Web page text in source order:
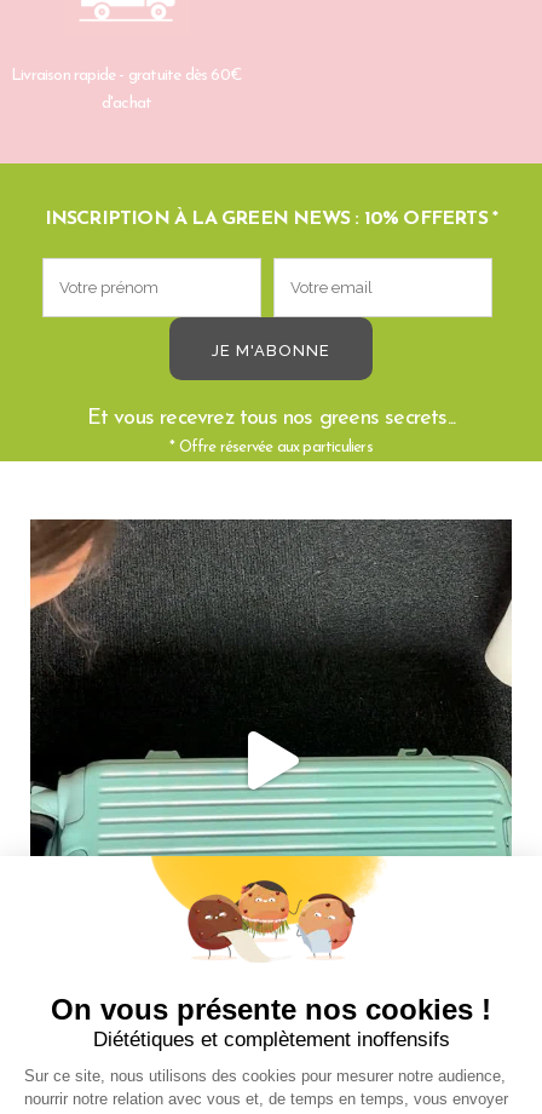
Livraison rapide - gratuite dès 60€
d'achat
INSCRIPTION À LA GREEN NEWS : 10% OFFERTS *
Et vous recevrez tous nos greens secrets...
* Offre réservée aux particuliers
Suivez-nous sur insta !